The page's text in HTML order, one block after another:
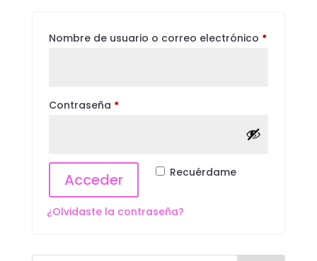
Nombre de usuario o correo electrónico *
Contraseña *Obligatorio
Recuérdame
Acceder
¿Olvidaste la contraseña?